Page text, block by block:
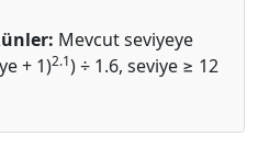
Mevcut seviyeye
+ 1)2.1) ÷ 1.6, seviye ≥ 12